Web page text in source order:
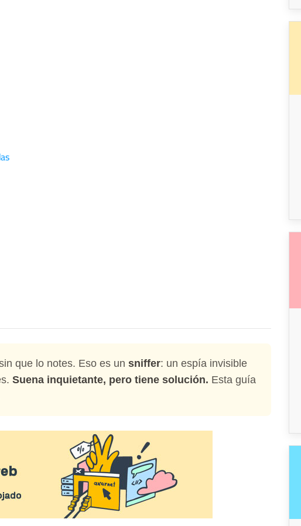
que lo notes. Eso es un sniffer: un espía invisible
Suena inquietante, pero tiene solución. Esta guía